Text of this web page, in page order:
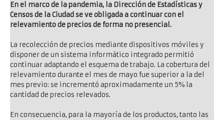
En el marco de la pandemia, la Dirección de Estadísticas y
Censos de la Ciudad se ve obligada a continuar con el
relevamiento de precios de forma no presencial.
La recolección de precios mediante dispositivos móviles y
disponer de un sistema informático integrado permitió
continuar adaptando el esquema de trabajo. La cobertura del
relevamiento durante el mes de mayo fue superior a la del
mes previo: se incrementó aproximadamente un 5% la
cantidad de precios relevados.
En consecuencia, para la mayoría de los productos, tanto las